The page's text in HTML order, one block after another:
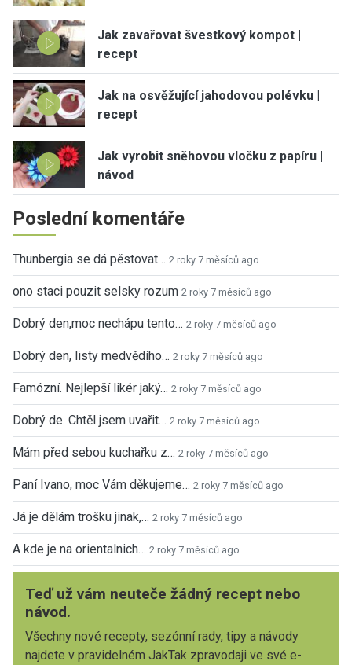
Jak zavařovat švestkový kompot |
recept
Jak na osvěžující jahodovou polévku |
recept
Jak vyrobit sněhovou vločku z papíru |
návod
Poslední komentáře
Thunbergia se dá pěstovat… 2 roky 7 měsíců ago
ono staci pouzit selsky rozum 2 roky 7 měsíců ago
Dobrý den,moc nechápu tento… 2 roky 7 měsíců ago
Dobrý den, listy medvědího… 2 roky 7 měsíců ago
Famózní. Nejlepší likér jaký… 2 roky 7 měsíců ago
Dobrý de. Chtěl jsem uvařit… 2 roky 7 měsíců ago
Mám před sebou kuchařku z… 2 roky 7 měsíců ago
Paní Ivano, moc Vám děkujeme… 2 roky 7 měsíců ago
Já je dělám trošku jinak,… 2 roky 7 měsíců ago
A kde je na orientalnich… 2 roky 7 měsíců ago
Teď už vám neuteče žádný recept nebo
návod.
Všechny nové recepty, sezónní rady, tipy a návody
najdete v pravidelném JakTak zpravodaji ve své e-